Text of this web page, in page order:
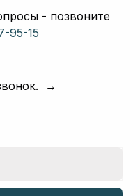
- позвоните
95-15
→